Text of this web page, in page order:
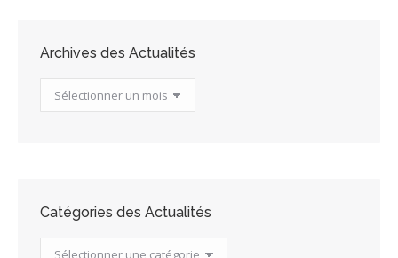
Archives des Actualités
Archives
des
Catégories des Actualités
Catégories